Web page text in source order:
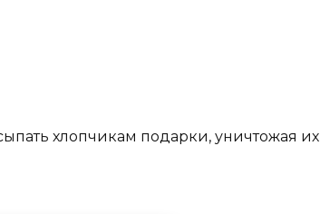
хлопчикам подарки, уничтожая их